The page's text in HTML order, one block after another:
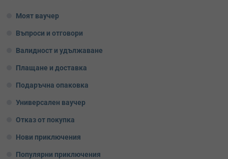
Моят ваучер
Въпроси и отговори
Валидност и удължаване
Плащане и доставка
Подаръчна опаковка
Универсален ваучер
Отказ от покупка
Нови приключения
Популярни приключения